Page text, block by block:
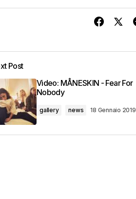
Post
Video: MÅNESKIN - Fear For
Nobody
gallery news 18 Gennaio 2019